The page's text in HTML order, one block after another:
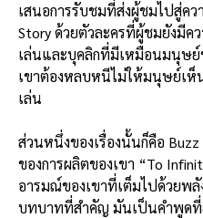
เสนอการรับชมที่ส่งผู้ชมไปสู่คว
Story ด้วยตัวละครที่ผู้ชมยังมีค
เล่นและบุคลิกที่มีเหมือนมนุษย์
เขาต้องหลบหนีไม่ให้มนุษย์เ
เล่น
ส่วนหนึ่งของเรื่องนั้นก็คือ
ของการผลิตของเขา “To
อารมณ์ของเขาที่เต็มไปด้วยพ
บทบาทที่สำคัญ มันเป็นคำพูดที่